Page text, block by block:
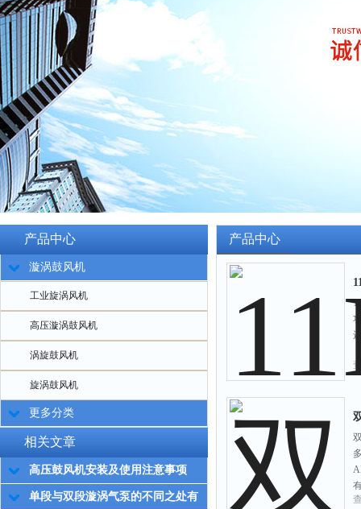
产品中心
漩涡鼓风机
工业旋涡风机
高压漩涡鼓风机
涡旋鼓风机
旋涡鼓风机
更多分类
相关文章
高压鼓风机安装及使用注意事项
单段与双段漩涡气泵的不同之处有
产品中心